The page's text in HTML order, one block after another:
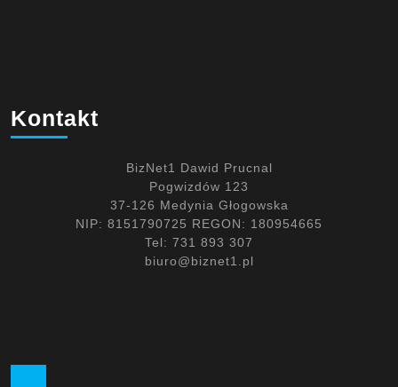
Kontakt
BizNet1 Dawid Prucnal
Pogwizdów 123
37-126 Medynia Głogowska
NIP: 8151790725 REGON: 180954665
Tel: 731 893 307
biuro@biznet1.pl